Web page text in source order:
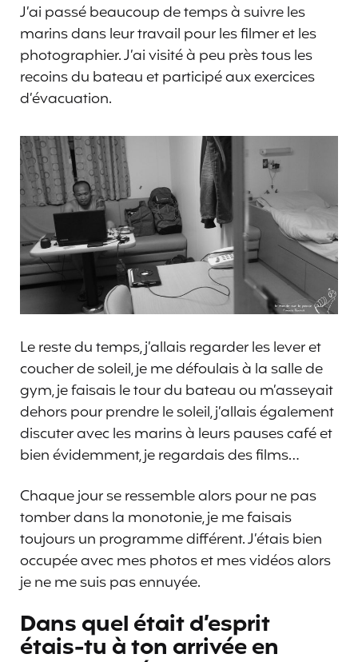
J’ai passé beaucoup de temps à suivre les
marins dans leur travail pour les filmer et les
photographier. J’ai visité à peu près tous les
recoins du bateau et participé aux exercices
d’évacuation.
Le reste du temps, j’allais regarder les lever et
coucher de soleil, je me défoulais à la salle de
gym, je faisais le tour du bateau ou m’asseyait
dehors pour prendre le soleil, j’allais également
discuter avec les marins à leurs pauses café et
bien évidemment, je regardais des films…
Chaque jour se ressemble alors pour ne pas
tomber dans la monotonie, je me faisais
toujours un programme différent. J’étais bien
occupée avec mes photos et mes vidéos alors
je ne me suis pas ennuyée.
Dans quel était d’esprit
étais-tu à ton arrivée en